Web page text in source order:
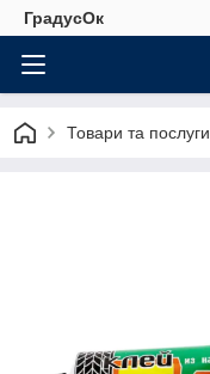
ГрадусОк
Товари та послуги